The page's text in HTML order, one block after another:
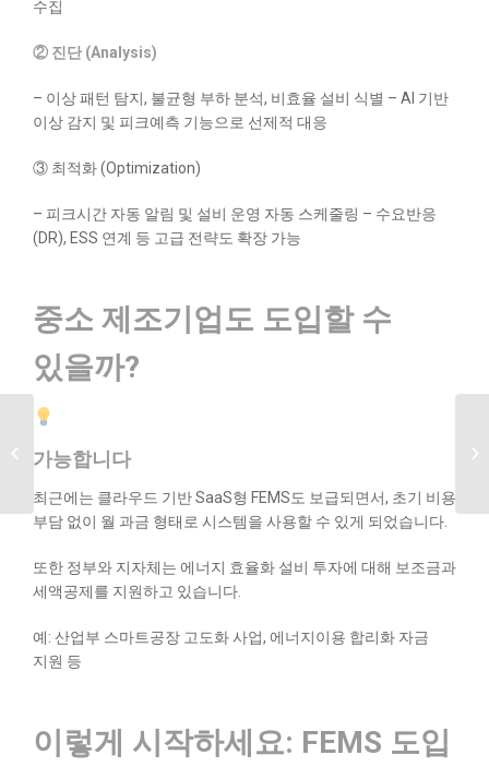
수집
② 진단 (Analysis)
– 이상 패턴 탐지, 불균형 부하 분석, 비효율 설비 식별 – AI 기반
이상 감지 및 피크예측 기능으로 선제적 대응
③ 최적화 (Optimization)
– 피크시간 자동 알림 및 설비 운영 자동 스케줄링 – 수요반응
(DR), ESS 연계 등 고급 전략도 확장 가능
중소 제조기업도 도입할 수
있을까?
가능합니다
최근에는 클라우드 기반 SaaS형 FEMS도 보급되면서, 초기 비용
부담 없이 월 과금 형태로 시스템을 사용할 수 있게 되었습니다.
또한 정부와 지자체는 에너지 효율화 설비 투자에 대해 보조금과
세액공제를 지원하고 있습니다.
예: 산업부 스마트공장 고도화 사업, 에너지이용 합리화 자금
지원 등
이렇게 시작하세요: FEMS 도입
공장 운영에 생성형 AI는
어떻게 활용될 수